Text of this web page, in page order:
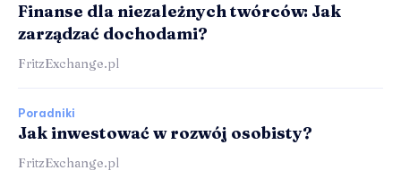
Finanse dla niezależnych twórców: Jak
zarządzać dochodami?
FritzExchange.pl
Poradniki
Jak inwestować w rozwój osobisty?
FritzExchange.pl